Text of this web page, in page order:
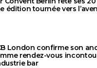
édition tournée vers
London confirme son
rendez-vous
bar